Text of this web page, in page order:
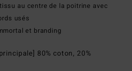
au centre de la poitrine avec
usés
et branding
80% coton, 20%